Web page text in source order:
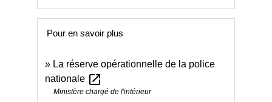
Pour en savoir plus
La réserve opérationnelle de la police
nationale open_in_new
Ministère chargé de l'intérieur